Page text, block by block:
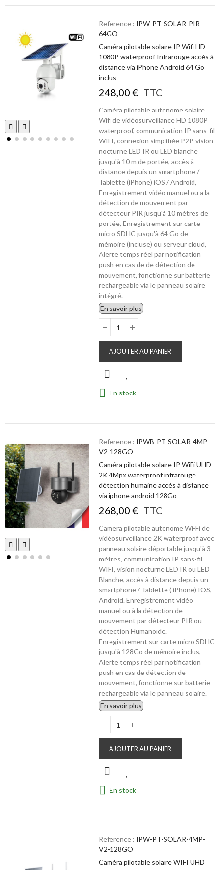
Reference : IPW-PT-SOLAR-PIR-
64GO
Caméra pilotable solaire IP Wifi HD
1080P waterproof Infrarouge accès à
distance via iPhone Android 64 Go
inclus
248,00 € TTC
Caméra pilotable autonome solaire
Wifi de vidéosurveillance HD 1080P
waterproof, communication IP sans-fil
WIFI, connexion simplifiée P2P, vision
nocturne LED IR ou LED blanche
jusqu'à 10 m de portée, accès à
distance depuis un smartphone /
Tablette (iPhone) iOS / Android,
Enregistrement vidéo manuel ou a la
détection de mouvement par
détecteur PIR jusqu'à 10 mètres de
portée, Enregistrement sur carte
micro SDHC jusqu'à 64 Go de
mémoire (incluse) ou serveur cloud,
Alerte temps réel par notification
push en cas de de détection de
mouvement, fonctionne sur batterie
rechargeable via le panneau solaire
intégré.
En savoir plus
AJOUTER AU PANIER
En stock
Reference : IPWB-PT-SOLAR-4MP-
V2-128GO
Caméra pilotable solaire IP WiFi UHD
2K 4Mpx waterproof infrarouge
détection humaine accès à distance
via iphone android 128Go
268,00 € TTC
Camera pilotable autonome Wi-Fi de
vidéosurveillance 2K waterproof avec
panneau solaire déportable jusqu'à 3
mètres, communication IP sans-fil
WIFI, vision nocturne LED IR ou LED
Blanche, accès à distance depuis un
smartphone / Tablette ( iPhone) IOS,
Android. Enregistrement vidéo
manuel ou à la détection de
mouvement par détecteur PIR ou
détection Humanoïde.
Enregistrement sur carte micro SDHC
jusqu'à 128Go de mémoire inclus,
Alerte temps réel par notification
push en cas de détection de
mouvement, fonctionne sur batterie
rechargeable via le panneau solaire.
En savoir plus
AJOUTER AU PANIER
En stock
Reference : IPW-PT-SOLAR-4MP-
V2-128GO
Caméra pilotable solaire WIFI UHD